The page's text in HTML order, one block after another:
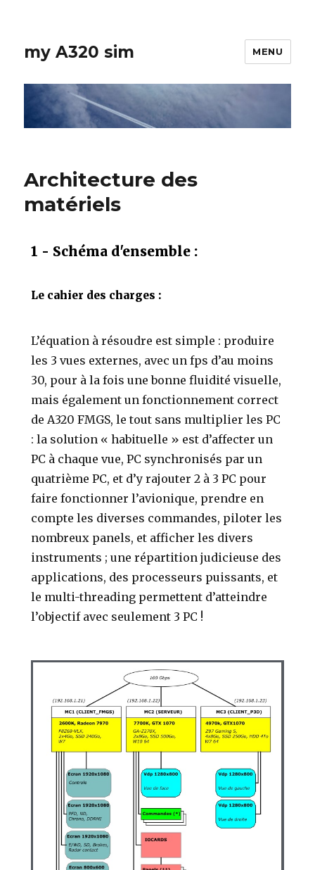
my A320 sim MENU
Architecture des
matériels
1 - Schéma d'ensemble :
Le cahier des charges :
L’équation à résoudre est simple : produire
les 3 vues externes, avec un fps d’au moins
30, pour à la fois une bonne fluidité visuelle,
mais également un fonctionnement correct
de A320 FMGS, le tout sans multiplier les PC
: la solution « habituelle » est d’affecter un
PC à chaque vue, PC synchronisés par un
quatrième PC, et d’y rajouter 2 à 3 PC pour
faire fonctionner l’avionique, prendre en
compte les diverses commandes, piloter les
nombreux panels, et afficher les divers
instruments ; une répartition judicieuse des
applications, des processeurs puissants, et
le multi-threading permettent d’atteindre
l’objectif avec seulement 3 PC !